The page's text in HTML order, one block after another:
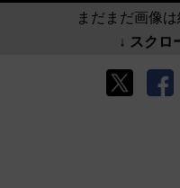
まだまだ画像
↓ スクロ